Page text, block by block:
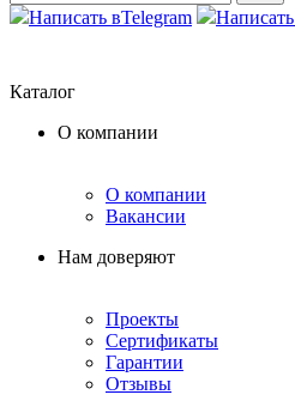
Написать вTelegram
Каталог
О компании
О компании
Вакансии
Нам доверяют
Проекты
Сертификаты
Гарантии
Отзывы